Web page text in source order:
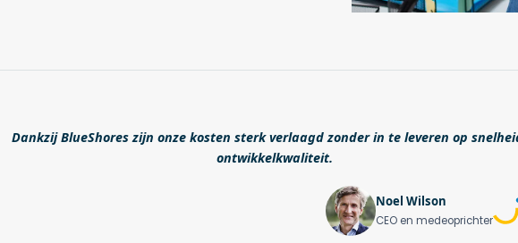
Dankzij BlueShores zijn onze kosten sterk verlaagd zonder in te leveren op
ontwikkelkwaliteit.
Noel Wilson
CEO en medeoprichter